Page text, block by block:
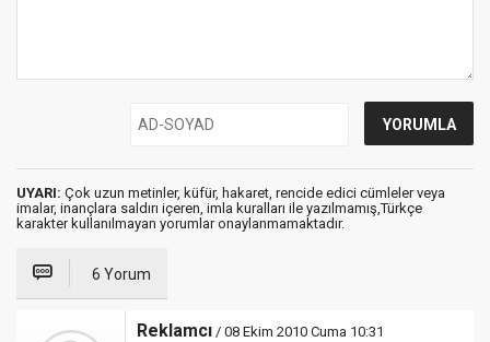
UYARI: Çok uzun metinler, küfür, hakaret, rencide edici cümleler veya
imalar, inançlara saldırı içeren, imla kuralları ile yazılmamış,Türkçe
karakter kullanılmayan yorumlar onaylanmamaktadır.
6 Yorum
Reklamcı / 08 Ekim 2010 Cuma 10:31